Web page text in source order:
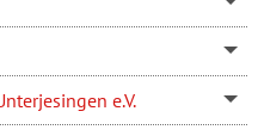
e.V.